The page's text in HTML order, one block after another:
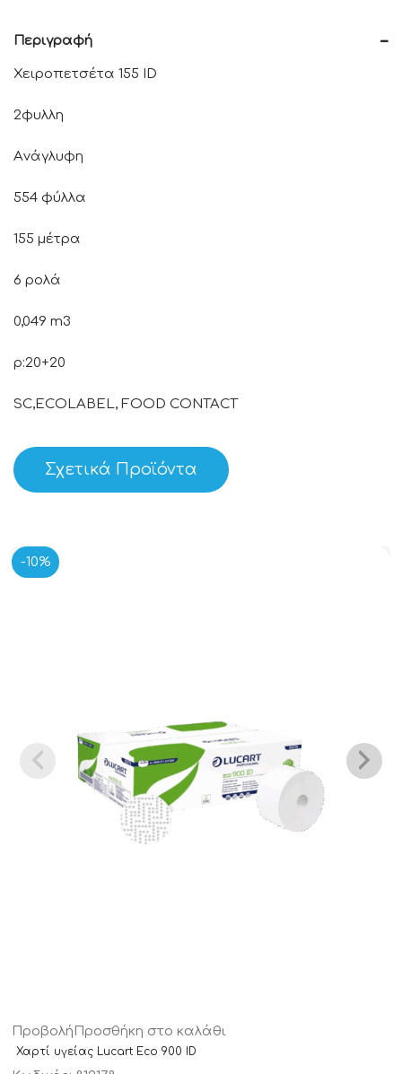
Περιγραφή
Χειροπετσέτα 155 ID
2φυλλη
Aνάγλυφη
554 φύλλα
155 μέτρα
6 ρολά
0,049 m3
p:20+20
SC,ECOLABEL, FOOD CONTACT
Σχετικά Προϊόντα
-10%
Προβολή Προσθήκη στο καλάθι
Χαρτί υγείας Lucart Eco 900 ID